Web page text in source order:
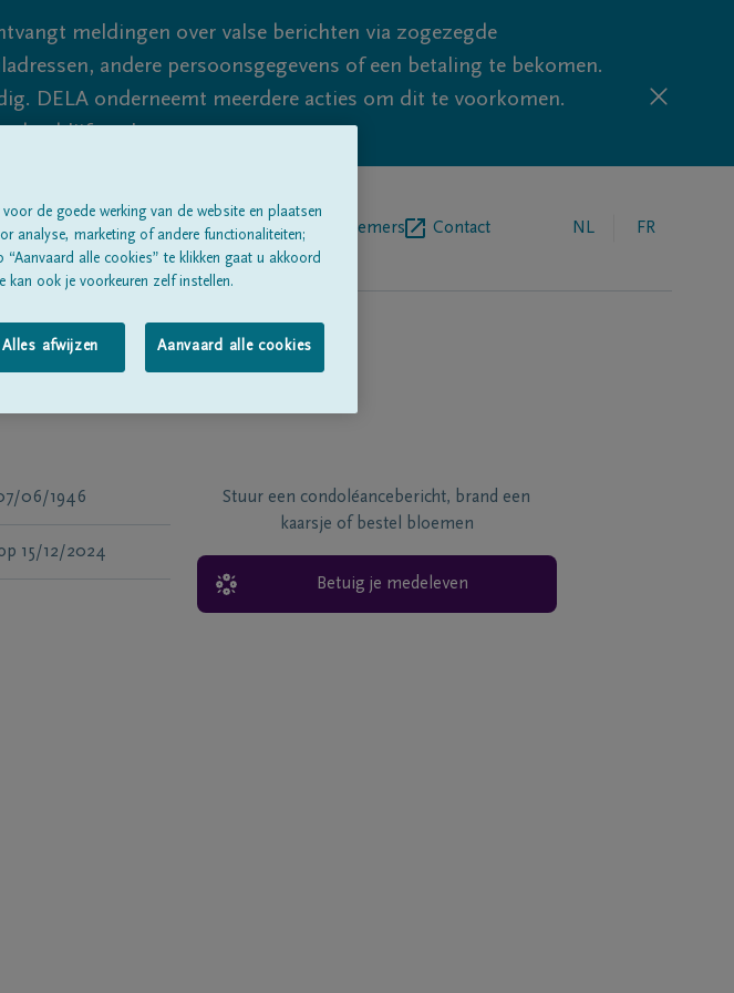
meldingen over valse berichten via zogezegde
andere persoonsgegevens of een betaling te bekomen.
DELA onderneemt meerdere acties om dit te voorkomen.
blijf waakzaam.
Alle rouwberichtenOver onsBegrafenisondernemers Contact NL FR
06/1946
15/12/2024
Stuur een condoléancebericht, brand een
kaarsje of bestel bloemen
Betuig je medeleven
de goede werking van de website en plaatsen
analyse, marketing of andere functionaliteiten;
alle cookies” te klikken gaat u akkoord
ook je voorkeuren zelf instellen.
Alles afwijzen Aanvaard alle cookies